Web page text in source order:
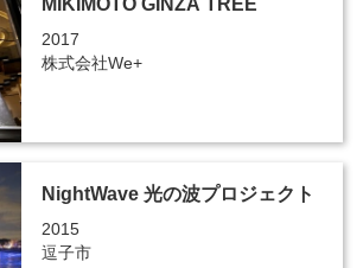
MIKIMOTO GINZA TREE
2017
株式会社We+
NightWave 光の波プロジェクト
2015
逗子市